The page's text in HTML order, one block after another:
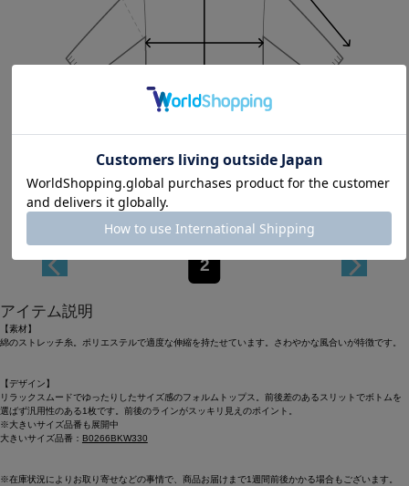
Length 64cm
2
アイテム説明
【素材】
綿のストレッチ糸。ポリエステルで適度な伸縮を持たせています。さわやかな風合いが特徴です。
【デザイン】
リラックスムードでゆったりしたサイズ感のフォルムトップス。前後差のあるスリットでボトムを
選ばず汎用性のある1枚です。前後のラインがスッキリ見えのポイント。
※大きいサイズ品番も展開中
大きいサイズ品番： B0266BKW330
※在庫状況によりお取り寄せなどの事情で、商品お届けまで1週間前後かかる場合もございます。